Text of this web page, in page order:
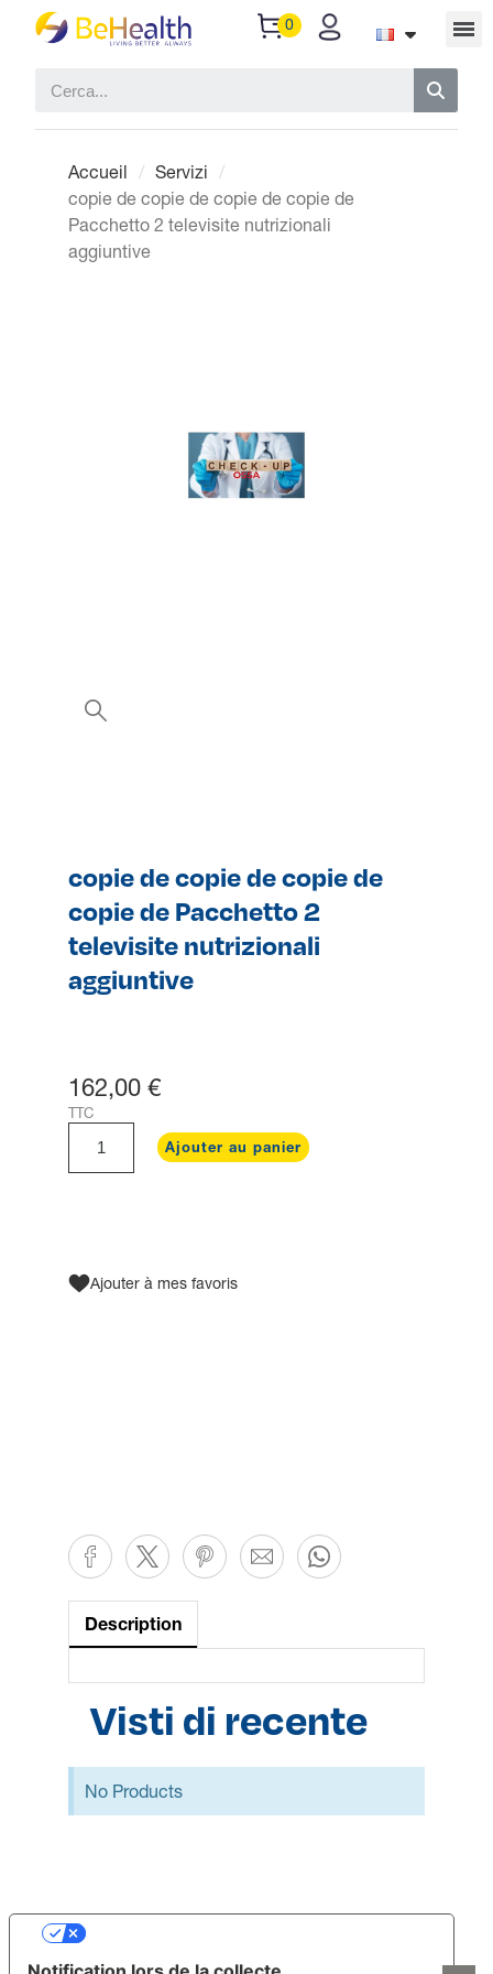
Accueil
Servizi
copie de copie de copie de copie de
Pacchetto 2 televisite nutrizionali
aggiuntive
copie de copie de copie de
copie de Pacchetto 2
televisite nutrizionali
aggiuntive
162,00 €
TTC
Ajouter au panier
Ajouter à mes favoris
Description
Visti di recente
No Products
Vos choix en matière de confidentialité